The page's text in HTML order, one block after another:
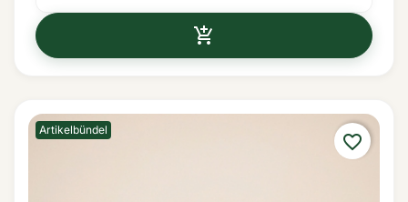

Artikelbündel
favorite_border